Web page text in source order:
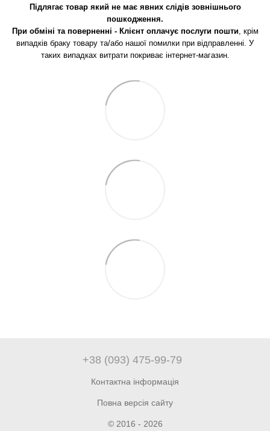
Підлягає товар який не має явних слідів зовнішнього
пошкодження.
При обміні та поверненні - Клієнт оплачує послуги пошти, крім
випадків браку товару та/або нашої помилки при відправленні. У
таких випадках витрати покриває інтернет-магазин.
+38 (093) 475-99-79
Контактна інформація
Повна версія сайту
© 2016 - 2026